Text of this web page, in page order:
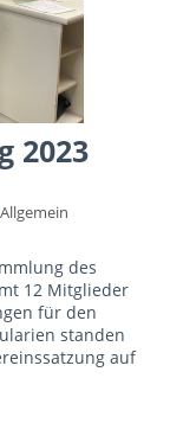
2023
Allgemein
des
12 Mitglieder
für den
standen
auf